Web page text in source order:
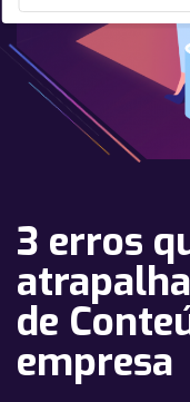
3 erros
de
empresa